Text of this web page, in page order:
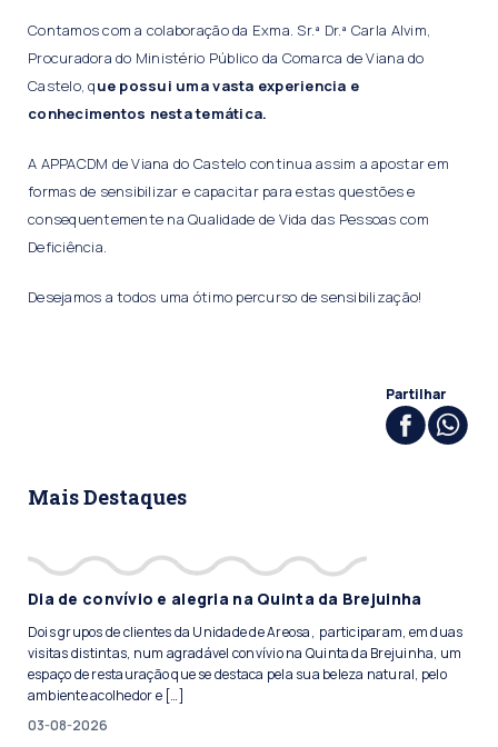
Contamos com a colaboração da Exma. Sr.ª Dr.ª Carla Alvim,
Procuradora do Ministério Público da Comarca de Viana do
Castelo, que possui uma vasta experiencia e
conhecimentos nesta temática.
A APPACDM de Viana do Castelo continua assim a apostar em
formas de sensibilizar e capacitar para estas questões e
consequentemente na Qualidade de Vida das Pessoas com
Deficiência.
Desejamos a todos uma ótimo percurso de sensibilização!
Partilhar
Mais Destaques
Dia de convívio e alegria na Quinta da Brejuinha
Dois grupos de clientes da Unidade de Areosa, participaram, em duas
visitas distintas, num agradável convívio na Quinta da Brejuinha, um
espaço de restauração que se destaca pela sua beleza natural, pelo
ambiente acolhedor e […]
03-08-2026